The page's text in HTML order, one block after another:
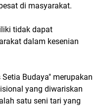
di masyarakat.
tidak dapat
dalam kesenian
Budaya" merupakan
yang diwariskan
satu seni tari yang